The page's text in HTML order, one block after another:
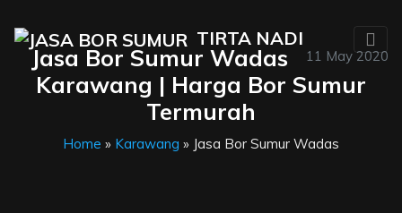
TIRTA NADI
11 May 2020
Jasa Bor Sumur Wadas
Karawang | Harga Bor Sumur
Termurah
Home » Karawang » Jasa Bor Sumur Wadas